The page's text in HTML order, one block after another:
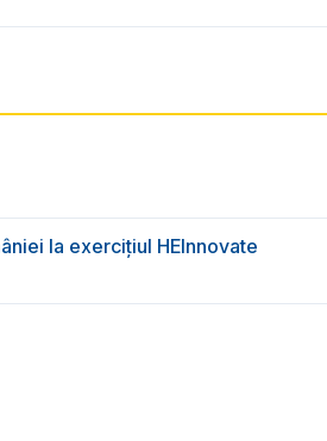
la exercițiul HEInnovate